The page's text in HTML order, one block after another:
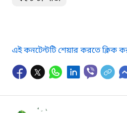
এই কনটেন্টটি শেয়ার করতে ক্লিক